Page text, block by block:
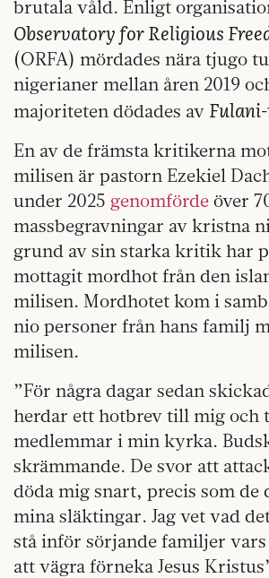
brutala våld. Enligt
Observatory for Religious
(ORFA) mördades nära tjugo
nigerianer mellan åren 2019
majoriteten dödades av
En av de främsta kritikerna
milisen är pastorn Ezekiel
under 2025 genomförde över
massbegravningar av kristna
grund av sin starka kritik har
mottagit mordhot från den
milisen. Mordhotet kom i
nio personer från hans familj
milisen.
”För några dagar sedan
herdar ett hotbrev till mig och
medlemmar i min kyrka.
skrämmande. De svor att
döda mig snart, precis som de
mina släktingar. Jag vet vad
stå inför sörjande familjer
att vägra förneka Jesus